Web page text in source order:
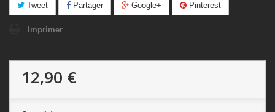
Tweet Partager Google+ Pinterest
Imprimer
12,90 €